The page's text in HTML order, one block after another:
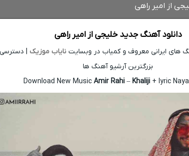
از امیر راهی
دانلود آهنگ جدید خلیجی ازامیر راهی
های ایرانی معروف و کمیاب در وبسایتنایاب موزیک |
بزرگترین آرشیو آهنگ ها
Download New MusicAmir Rahi –Khaliji + lyric